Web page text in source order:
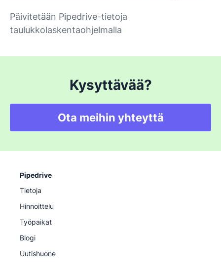
Päivitetään Pipedrive-tietoja
taulukkolaskentaohjelmalla
Kysyttävää?
Ota meihin yhteyttä
Pipedrive
Tietoja
Hinnoittelu
Työpaikat
Blogi
Uutishuone